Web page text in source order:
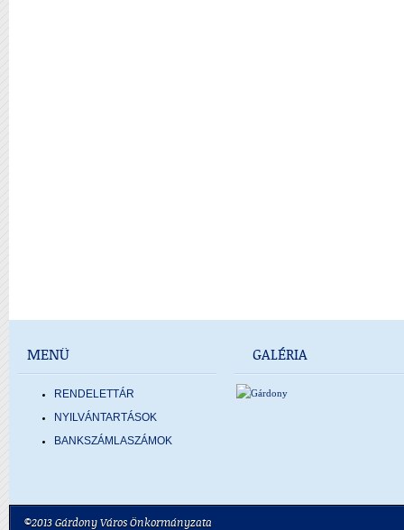
MENÜ
RENDELETTÁR
NYILVÁNTARTÁSOK
BANKSZÁMLASZÁMOK
GALÉRIA
©2013 Gárdony Város Önkormányzata